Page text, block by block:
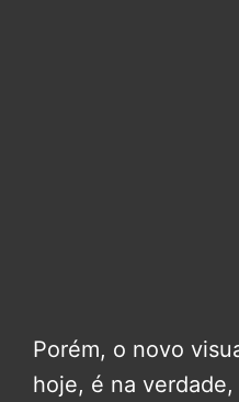
Porém, o novo
hoje, é na